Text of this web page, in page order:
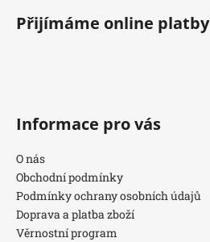
Přijímáme online platby
Informace pro vás
O nás
Obchodní podmínky
Podmínky ochrany osobních údajů
Doprava a platba zboží
Věrnostní program